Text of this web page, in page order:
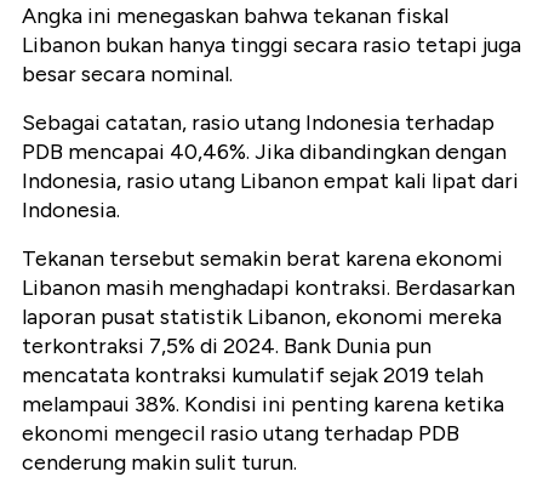
Angka ini menegaskan bahwa tekanan fiskal
Libanon bukan hanya tinggi secara rasio tetapi juga
besar secara nominal.
Sebagai catatan, rasio utang Indonesia terhadap
PDB mencapai 40,46%. Jika dibandingkan dengan
Indonesia, rasio utang Libanon empat kali lipat dari
Indonesia.
Tekanan tersebut semakin berat karena ekonomi
Libanon masih menghadapi kontraksi. Berdasarkan
laporan pusat statistik Libanon, ekonomi mereka
terkontraksi 7,5% di 2024. Bank Dunia pun
mencatata kontraksi kumulatif sejak 2019 telah
melampaui 38%. Kondisi ini penting karena ketika
ekonomi mengecil rasio utang terhadap PDB
cenderung makin sulit turun.